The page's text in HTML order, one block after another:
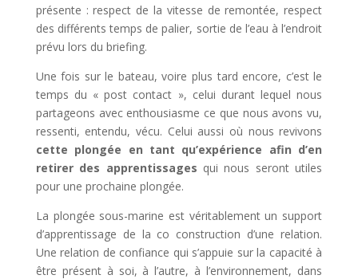
présente : respect de la vitesse de remontée, respect
des différents temps de palier, sortie de l’eau à l’endroit
prévu lors du briefing.
Une fois sur le bateau, voire plus tard encore, c’est le
temps du « post contact », celui durant lequel nous
partageons avec enthousiasme ce que nous avons vu,
ressenti, entendu, vécu. Celui aussi où nous revivons
cette plongée en tant qu’expérience afin d’en
retirer des apprentissages qui nous seront utiles
pour une prochaine plongée.
La plongée sous-marine est véritablement un support
d’apprentissage de la co construction d’une relation.
Une relation de confiance qui s’appuie sur la capacité à
être présent à soi, à l’autre, à l’environnement, dans